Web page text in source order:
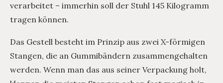
verarbeitet – immerhin soll der Stuhl 145 Kilogramm
tragen können.
Das Gestell besteht im Prinzip aus zwei X-förmigen
Stangen, die an Gummibändern zusammengehalten
werden. Wenn man das aus seiner Verpackung holt,